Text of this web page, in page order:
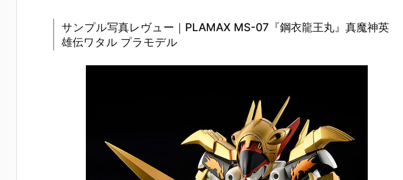
サンプル写真レヴュー｜PLAMAX MS-07『鋼衣龍王丸』真魔神英
雄伝ワタル プラモデル